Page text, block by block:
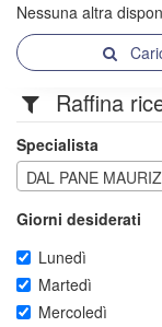
Nessuna altra
Raffina
Specialista
DAL PANE
Giorni desiderati
Lunedì
Martedì
Mercoledì